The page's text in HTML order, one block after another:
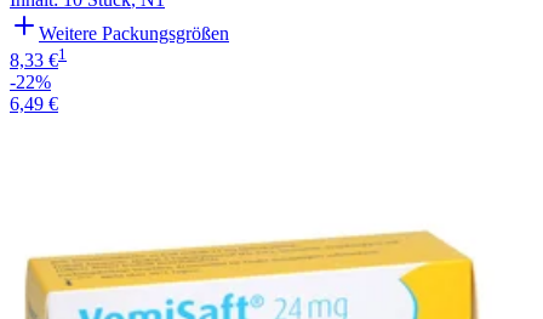
Weitere Packungsgrößen
8,33 €1
-22%
6,49 €